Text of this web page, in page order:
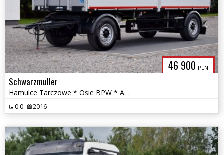
46 900 PLN
Schwarzmuller
Hamulce Tarczowe * Osie BPW * Aluminiowe Burty * Duomatic
0.0 2016
FRYTEX.NET